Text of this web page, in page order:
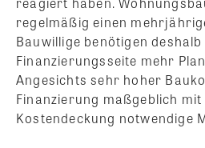
regelmäßig einen
Bauwillige benötigen
Finanzierungsseite mehr
Angesichts sehr hoher
Finanzierung maßgeblich
Kostendeckung notwendige